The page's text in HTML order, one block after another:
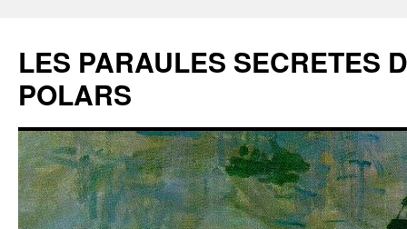
LES PARAULES SECRETES
POLARS